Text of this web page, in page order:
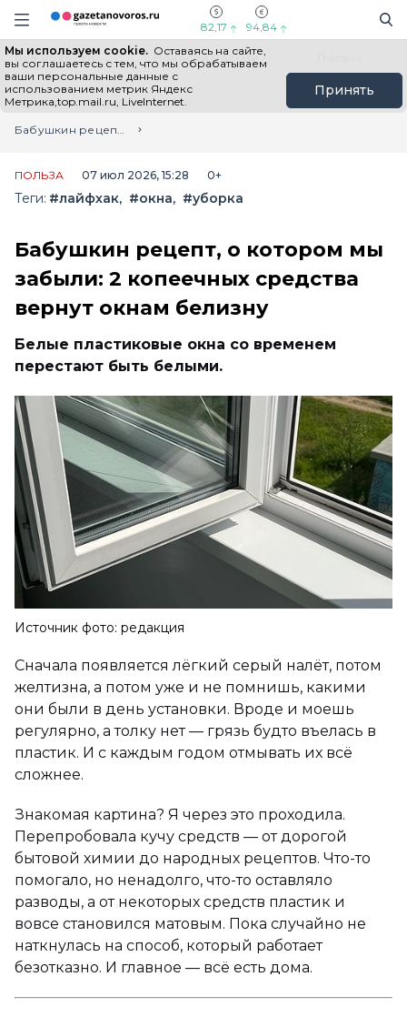
Информационный портал "ГазетаНоворос.ру"
Навигация сайта
82,17 94,84
Мы используем cookie. Оставаясь на сайте,
вы соглашаетесь с тем, что мы обрабатываем
ваши персональные данные с
использованием метрик Яндекс
Метрика,top.mail.ru, LiveInternet.
Принять
Все новости Новости России
Главная
Лента новостей
Бабушкин рецепт, о котором мы забыли: 2 копеечных средства вернут окнам белизну
ПОЛЬЗА 07 июл 2026, 15:28 0+
Теги: #лайфхак #окна #уборка
Бабушкин рецепт, о котором мы
забыли: 2 копеечных средства
вернут окнам белизну
Белые пластиковые окна со временем
перестают быть белыми.
Источник фото: редакция
Сначала появляется лёгкий серый налёт, потом
желтизна, а потом уже и не помнишь, какими
они были в день установки. Вроде и моешь
регулярно, а толку нет — грязь будто въелась в
пластик. И с каждым годом отмывать их всё
сложнее.
Знакомая картина? Я через это проходила.
Перепробовала кучу средств — от дорогой
бытовой химии до народных рецептов. Что-то
помогало, но ненадолго, что-то оставляло
разводы, а от некоторых средств пластик и
вовсе становился матовым. Пока случайно не
наткнулась на способ, который работает
безотказно. И главное — всё есть дома.